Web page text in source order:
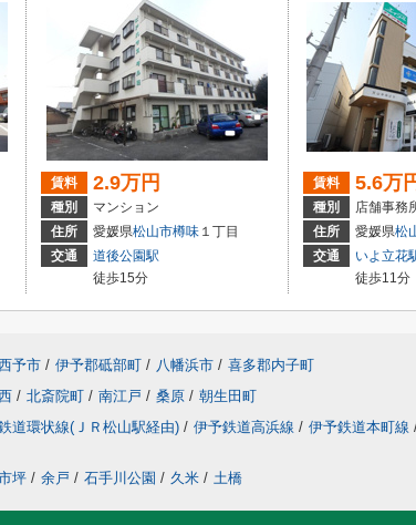
賃料 2.9万円
種別
マンション
住所
愛媛県松山市樽味 １丁目
交通
道後公園駅
徒歩15分
賃料 5.6万
種別
店舗事務
住所
愛媛県松
交通
いよ立花
徒歩11分
予市 / 伊予郡砥部町 / 八幡浜市 / 喜多郡内子町
/ 北斎院町 / 南江戸 / 桑原 / 朝生田町
道環状線(ＪＲ松山駅経由) / 伊予鉄道高浜線 / 伊予鉄道本町線
坪 / 余戸 / 石手川公園 / 久米 / 土橋